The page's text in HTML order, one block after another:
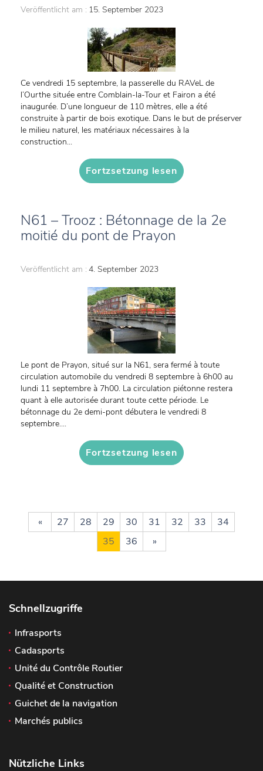
Veröffentlicht am : 15. September 2023
Ce vendredi 15 septembre, la passerelle du RAVeL de
l’Ourthe située entre Comblain-la-Tour et Fairon a été
inaugurée. D’une longueur de 110 mètres, elle a été
construite à partir de bois exotique. Dans le but de préserver
le milieu naturel, les matériaux nécessaires à la
construction...
Fortzsetzung lesen
N61 – Trooz : Bétonnage de la 2e
moitié du pont de Prayon
Veröffentlicht am : 4. September 2023
Le pont de Prayon, situé sur la N61, sera fermé à toute
circulation automobile du vendredi 8 septembre à 6h00 au
lundi 11 septembre à 7h00. La circulation piétonne restera
quant à elle autorisée durant toute cette période. Le
bétonnage du 2e demi-pont débutera le vendredi 8
septembre....
Fortzsetzung lesen
« 27 28 29 30 31 32 33
34
35
36 »
Schnellzugriffe
Infrasports
Cadasports
Unité du Contrôle Routier
Qualité et Construction
Guichet de la navigation
Marchés publics
Nützliche Links